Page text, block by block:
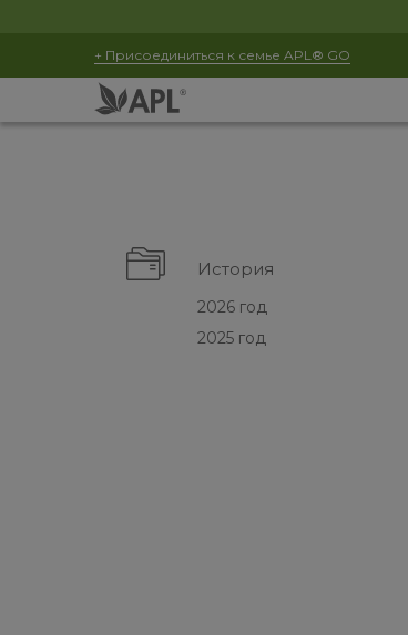
+ Присоединиться к семье APL® GO
История
2026 год
2025 год